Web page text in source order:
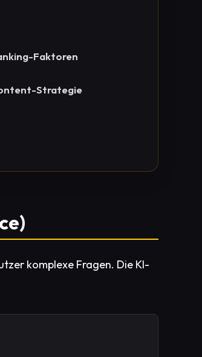
Faktoren
Strategie
komplexe Fragen. Die KI-